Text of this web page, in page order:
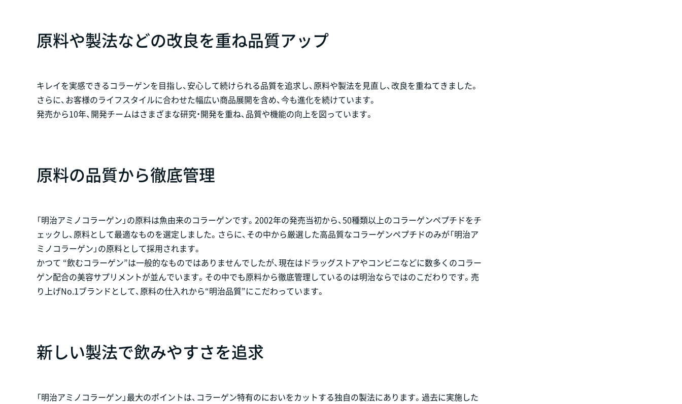
原料や製法などの改良を重ね品質アップ
キレイを実感できるコラーゲンを目指し、安心して続けられる品質を追求し、原料や製法を見直し、改良を重ねてきました。
さらに、お客様のライフスタイルに合わせた幅広い商品展開を含め、今も進化を続けています。
発売から10年、開発チームはさまざまな研究・開発を重ね、品質や機能の向上を図っています。
原料の品質から徹底管理
「明治アミノコラーゲン」の原料は魚由来のコラーゲンです。2002年の発売当初から、50種類以上のコラーゲンペプチドをチ
ェックし、原料として最適なものを選定しました。さらに、その中から厳選した高品質なコラーゲンペプチドのみが「明治ア
ミノコラーゲン」の原料として採用されます。
かつて “飲むコラーゲン”は一般的なものではありませんでしたが、現在はドラッグストアやコンビニなどに数多くのコラー
ゲン配合の美容サプリメントが並んでいます。その中でも原料から徹底管理しているのは明治ならではのこだわりです。売
り上げNo.1ブランドとして、原料の仕入れから“明治品質”にこだわっています。
新しい製法で飲みやすさを追求
「明治アミノコラーゲン」最大のポイントは、コラーゲン特有のにおいをカットする独自の製法にあります。過去に実施した